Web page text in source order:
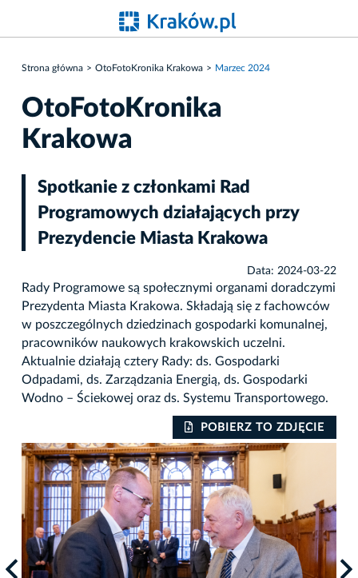
Strona główna OtoFotoKronika Krakowa Marzec 2024
OtoFotoKronika
Krakowa
Spotkanie z członkami Rad
Programowych działających przy
Prezydencie Miasta Krakowa
Data: 2024-03-22
Rady Programowe są społecznymi organami doradczymi
Prezydenta Miasta Krakowa. Składają się z fachowców
w poszczególnych dziedzinach gospodarki komunalnej,
pracowników naukowych krakowskich uczelni.
Aktualnie działają cztery Rady: ds. Gospodarki
Odpadami, ds. Zarządzania Energią, ds. Gospodarki
Wodno – Ściekowej oraz ds. Systemu Transportowego.
POBIERZ TO ZDJĘCIE